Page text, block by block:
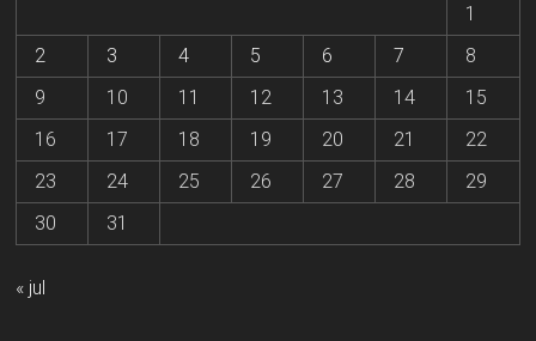
1
2
3 4 5 6 7
8
9
10 11 12 13 14
15
16
17 18 19 20 21
22
23
24 25 26 27 28
29
30
31
« jul